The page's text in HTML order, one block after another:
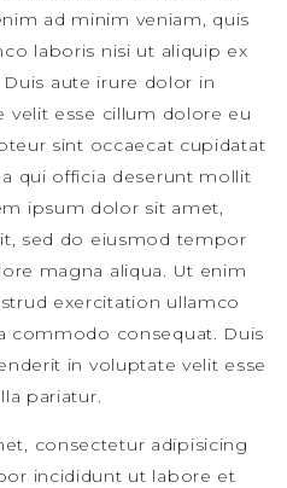
ad minim veniam, quis
laboris nisi ut aliquip ex
aute irure dolor in
velit esse cillum dolore eu
sint occaecat cupidatat
qui officia deserunt mollit
ipsum dolor sit amet,
sed do eiusmod tempor
magna aliqua. Ut enim
exercitation ullamco
commodo consequat. Duis
in voluptate velit esse
pariatur.
consectetur adipisicing
incididunt ut labore et